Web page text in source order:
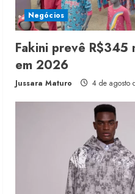
Negócios
Fakini prevê R$345
em 2026
Jussara Maturo 4 de agosto